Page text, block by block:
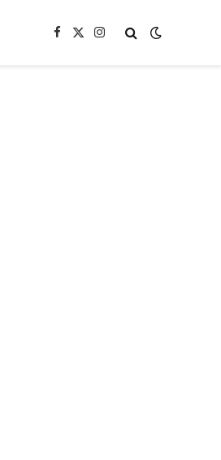
Facebook
X
Instagram